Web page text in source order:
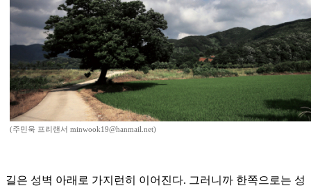
(주민욱 프리랜서 minwook19@hanmail.net)
길은 성벽 아래로 가지런히 이어진다. 그러니까 한쪽으로는 성